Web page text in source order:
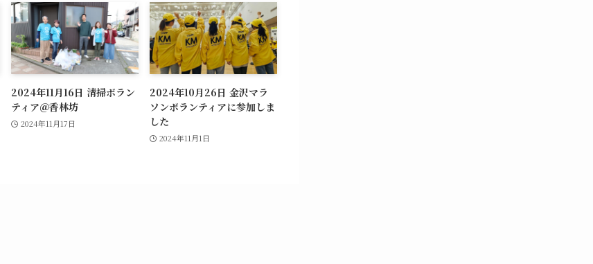
2024年11月16日 清掃ボラン
ティア＠香林坊
2024年11月17日
2024年10月26日 金沢マラ
ソンボランティアに参加しま
した
2024年11月1日